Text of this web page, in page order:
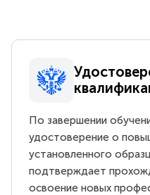
По завершении
удостоверение о
установленного
подтверждает
освоение новых